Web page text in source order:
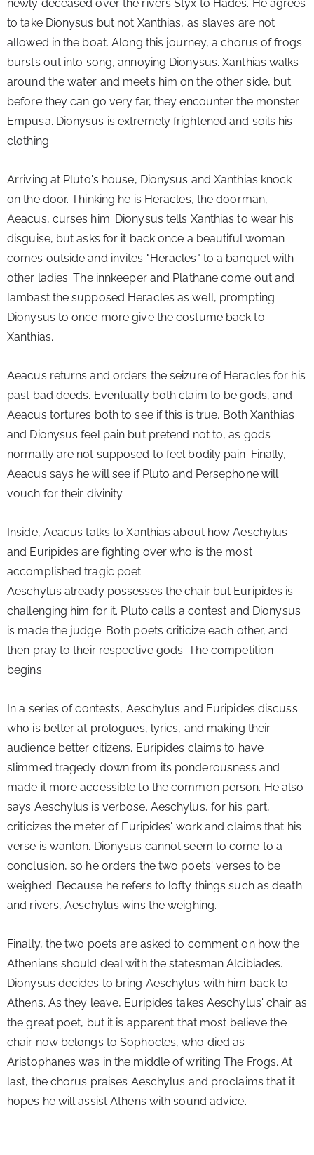
newly deceased over the rivers Styx to Hades. He agrees
to take Dionysus but not Xanthias, as slaves are not
allowed in the boat. Along this journey, a chorus of frogs
bursts out into song, annoying Dionysus. Xanthias walks
around the water and meets him on the other side, but
before they can go very far, they encounter the monster
Empusa. Dionysus is extremely frightened and soils his
clothing.
Arriving at Pluto's house, Dionysus and Xanthias knock
on the door. Thinking he is Heracles, the doorman,
Aeacus, curses him. Dionysus tells Xanthias to wear his
disguise, but asks for it back once a beautiful woman
comes outside and invites "Heracles" to a banquet with
other ladies. The innkeeper and Plathane come out and
lambast the supposed Heracles as well, prompting
Dionysus to once more give the costume back to
Xanthias.
Aeacus returns and orders the seizure of Heracles for his
past bad deeds. Eventually both claim to be gods, and
Aeacus tortures both to see if this is true. Both Xanthias
and Dionysus feel pain but pretend not to, as gods
normally are not supposed to feel bodily pain. Finally,
Aeacus says he will see if Pluto and Persephone will
vouch for their divinity.
Inside, Aeacus talks to Xanthias about how Aeschylus
and Euripides are fighting over who is the most
accomplished tragic poet.
Aeschylus already possesses the chair but Euripides is
challenging him for it. Pluto calls a contest and Dionysus
is made the judge. Both poets criticize each other, and
then pray to their respective gods. The competition
begins.
In a series of contests, Aeschylus and Euripides discuss
who is better at prologues, lyrics, and making their
audience better citizens. Euripides claims to have
slimmed tragedy down from its ponderousness and
made it more accessible to the common person. He also
says Aeschylus is verbose. Aeschylus, for his part,
criticizes the meter of Euripides' work and claims that his
verse is wanton. Dionysus cannot seem to come to a
conclusion, so he orders the two poets' verses to be
weighed. Because he refers to lofty things such as death
and rivers, Aeschylus wins the weighing.
Finally, the two poets are asked to comment on how the
Athenians should deal with the statesman Alcibiades.
Dionysus decides to bring Aeschylus with him back to
Athens. As they leave, Euripides takes Aeschylus' chair as
the great poet, but it is apparent that most believe the
chair now belongs to Sophocles, who died as
Aristophanes was in the middle of writing The Frogs. At
last, the chorus praises Aeschylus and proclaims that it
hopes he will assist Athens with sound advice.